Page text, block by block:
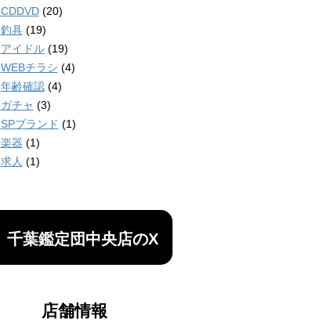
CDDVD(20)
釣具(19)
アイドル(19)
WEBチラシ (4)
年齢確認(4)
ガチャ (3)
SPブランド (1)
楽器 (1)
求人 (1)
千葉鑑定団中央店のX
店舗情報